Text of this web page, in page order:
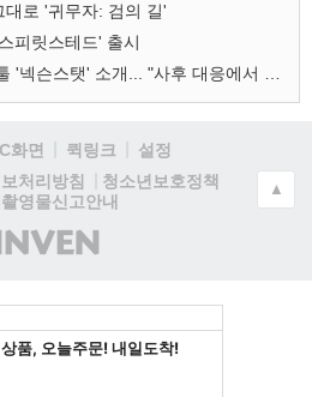
로 '귀무자: 검의 길'
피릿스테드' 출시
화면 퀵링크
설정
처리방침
청소년보호정책
영물신고안내
(주)
인
▲